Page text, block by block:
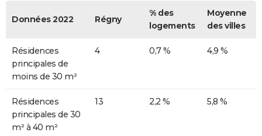
Données 2022 Régny
% des
logements
Moyenne
des villes
Résidences
principales de
moins de 30 m²
4 0,7 % 4,9 %
Résidences
principales de 30
m² à 40 m²
13 2,2 % 5,8 %